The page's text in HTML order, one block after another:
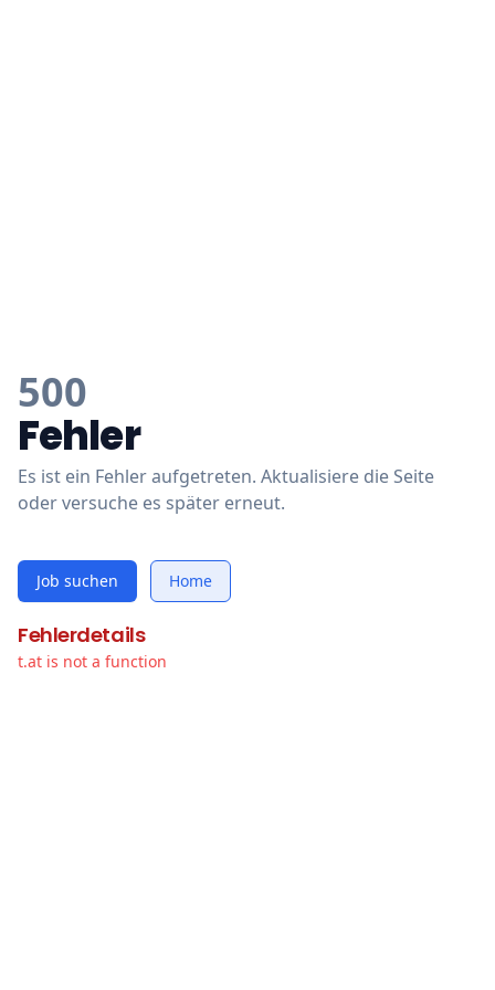
500
Fehler
Es ist ein Fehler aufgetreten. Aktualisiere die Seite
oder versuche es später erneut.
Job suchen Home
Fehlerdetails
t.at is not a function